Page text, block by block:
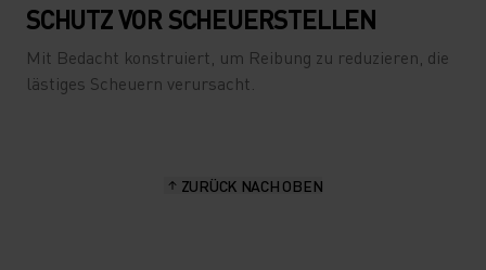
SCHUTZ VOR SCHEUERSTELLEN
Mit Bedacht konstruiert, um Reibung zu reduzieren, die
lästiges Scheuern verursacht.
ZURÜCK NACH OBEN